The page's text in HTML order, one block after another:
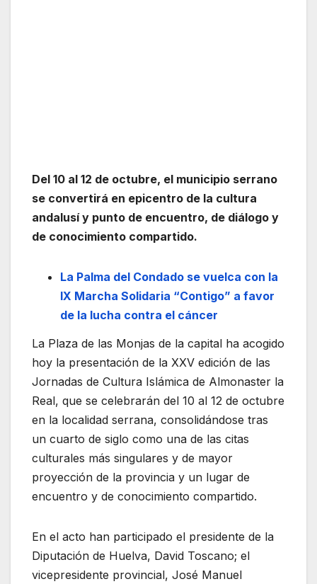
Del 10 al 12 de octubre, el municipio serrano
se convertirá en epicentro de la cultura
andalusí y punto de encuentro, de diálogo y
de conocimiento compartido.
La Palma del Condado se vuelca con la
IX Marcha Solidaria “Contigo” a favor
de la lucha contra el cáncer
La Plaza de las Monjas de la capital ha acogido
hoy la presentación de la XXV edición de las
Jornadas de Cultura Islámica de Almonaster la
Real, que se celebrarán del 10 al 12 de octubre
en la localidad serrana, consolidándose tras
un cuarto de siglo como una de las citas
culturales más singulares y de mayor
proyección de la provincia y un lugar de
encuentro y de conocimiento compartido.
En el acto han participado el presidente de la
Diputación de Huelva, David Toscano; el
vicepresidente provincial, José Manuel